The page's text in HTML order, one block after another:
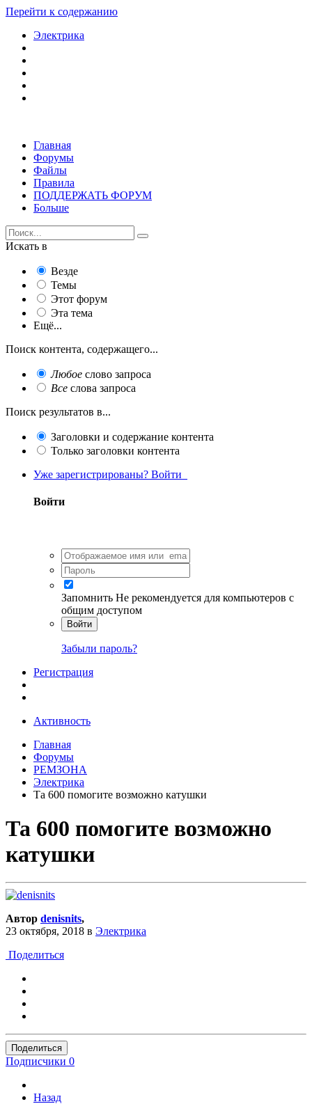
Перейти к содержанию
Электрика
Главная
Форумы
Файлы
Правила
ПОДДЕРЖАТЬ ФОРУМ
Больше
Искать в
Везде
Темы
Этот форум
Эта тема
Ещё...
Поиск контента, содержащего...
Любое слово запроса
Все слова запроса
Поиск результатов в...
Заголовки и содержание контента
Только заголовки контента
Уже зарегистрированы? Войти
Войти
Запомнить Не рекомендуется для компьютеров с
общим доступом
Войти
Забыли пароль?
Регистрация
Активность
Главная
Форумы
РЕМЗОНА
Электрика
Та 600 помогите возможно катушки
Та 600 помогите возможно
катушки
Автор denisnits,
23 октября, 2018 в Электрика
Поделиться
Поделиться
Подписчики 0
Назад